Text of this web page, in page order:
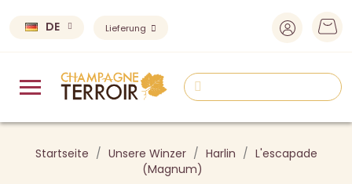
DE Lieferung
Startseite Unsere Winzer Harlin
L'escapade
(Magnum)